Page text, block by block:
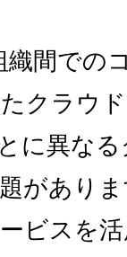
織間での
クラウ
に異な
があり
ビスを